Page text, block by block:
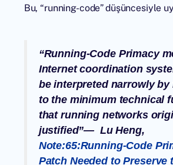
Bu, “running-code” düşüncesiyle
“Running-Code Primacy
Internet coordination
be interpreted narrowly by
to the minimum technical
that running networks
justified”— Lu Heng,
Note:65:Running-Code
Patch Needed to Preserve